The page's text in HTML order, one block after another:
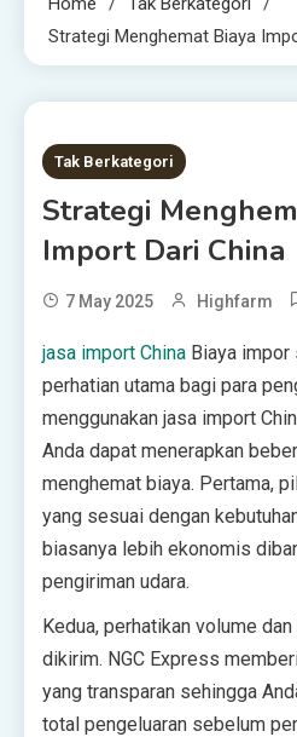
Strategi Menghemat Biaya
1 MIN READ
Tak Berkategori
Strategi
Import Dari China
7 May 2025 Highfarm
jasa import China Biaya impor
perhatian utama bagi para
menggunakan jasa import
Anda dapat menerapkan
menghemat biaya. Pertama,
yang sesuai dengan
biasanya lebih ekonomis
pengiriman udara.
Kedua, perhatikan volume
dikirim. NGC Express
yang transparan sehingga
total pengeluaran sebelum